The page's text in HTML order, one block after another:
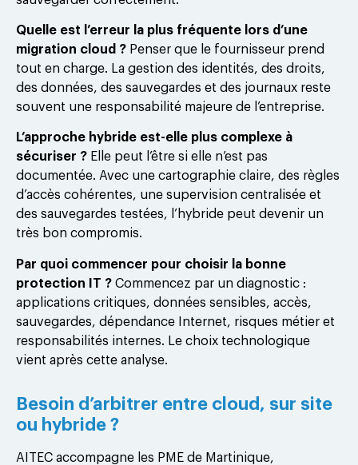
Quelle est l’erreur la plus fréquente lors d’une
migration cloud ? Penser que le fournisseur prend
tout en charge. La gestion des identités, des droits,
des données, des sauvegardes et des journaux reste
souvent une responsabilité majeure de l’entreprise.
L’approche hybride est-elle plus complexe à
sécuriser ? Elle peut l’être si elle n’est pas
documentée. Avec une cartographie claire, des règles
d’accès cohérentes, une supervision centralisée et
des sauvegardes testées, l’hybride peut devenir un
très bon compromis.
Par quoi commencer pour choisir la bonne
protection IT ? Commencez par un diagnostic :
applications critiques, données sensibles, accès,
sauvegardes, dépendance Internet, risques métier et
responsabilités internes. Le choix technologique
vient après cette analyse.
Besoin d’arbitrer entre cloud, sur site
ou hybride ?
AITEC accompagne les PME de Martinique,